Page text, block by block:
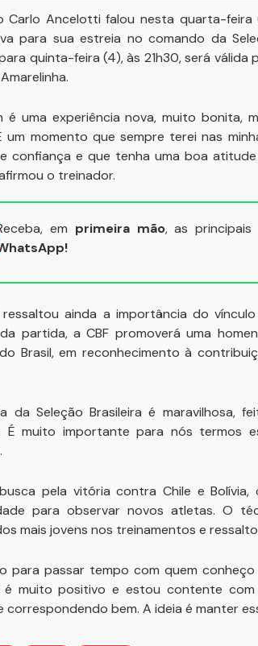
Carlo Ancelotti falou nesta quarta-feira
para sua estreia no comando da
quinta-feira (4), às 21h30, será válida
é uma experiência nova, muito
um momento que sempre terei nas
confiança e que tenha uma boa
o treinador.
em primeira mão, as
ainda a importância do
partida, a CBF promoverá uma
Brasil, em reconhecimento à
da Seleção Brasileira é
É muito importante para nós termos
pela vitória contra Chile e
para observar novos atletas. O
mais jovens nos treinamentos e
para passar tempo com quem
é muito positivo e estou contente
correspondendo bem. A ideia é manter